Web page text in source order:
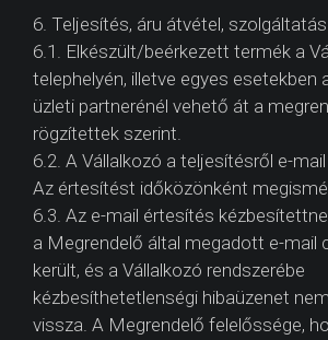
6. Teljesítés, áru átvétel,
6.1. Elkészült/beérkezett termék a
telephelyén, illetve egyes esetekben
üzleti partnerénél vehető át a
rögzítettek szerint.
6.2. A Vállalkozó a teljesítésről e-
Az értesítést időközönként
6.3. Az e-mail értesítés
a Megrendelő által megadott e-mail
került, és a Vállalkozó rendszerébe
kézbesíthetetlenségi hibaüzenet
vissza. A Megrendelő felelőssége,